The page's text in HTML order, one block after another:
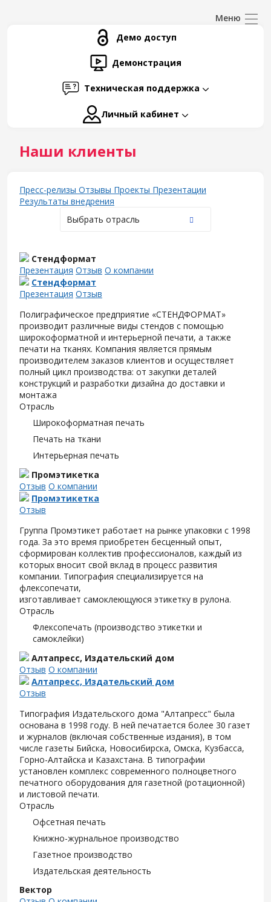
Демо доступ
Демонстрация
Техническая поддержка
Личный кабинет
Наши клиенты
Пресс-релизы Отзывы Проекты Презентации
Результаты внедрения
Выбрать отрасль
Стендформат
Презентация Отзыв О компании
Стендформат
Презентация Отзыв
Полиграфическое предприятие «СТЕНДФОРМАТ»
производит различные виды стендов с помощью
широкоформатной и интерьерной печати, а также
печати на тканях. Компания является прямым
производителем заказов клиентов и осуществляет
полный цикл производства: от закупки деталей
конструкций и разработки дизайна до доставки и
монтажа
Отрасль
Широкоформатная печать
Печать на ткани
Интерьерная печать
Промэтикетка
Отзыв О компании
Промэтикетка
Отзыв
Группа Промэтикет работает на рынке упаковки с 1998
года. За это время приобретен бесценный опыт,
сформирован коллектив профессионалов, каждый из
которых вносит свой вклад в процесс развития
компании. Типография специализируется на
флексопечати,
изготавливает самоклеющуюся этикетку в рулона.
Отрасль
Флексопечать (производство этикетки и
самоклейки)
Алтапресс, Издательский дом
Отзыв О компании
Алтапресс, Издательский дом
Отзыв
Типография Издательского дома "Алтапресс" была
основана в 1998 году. В ней печатается более 30 газет
и журналов (включая собственные издания), в том
числе газеты Бийска, Новосибирска, Омска, Кузбасса,
Горно-Алтайска и Казахстана. В типографии
установлен комплекс современного полноцветного
печатного оборудования для газетной (ротационной)
и листовой печати.
Отрасль
Офсетная печать
Книжно-журнальное производство
Газетное производство
Издательская деятельность
Вектор